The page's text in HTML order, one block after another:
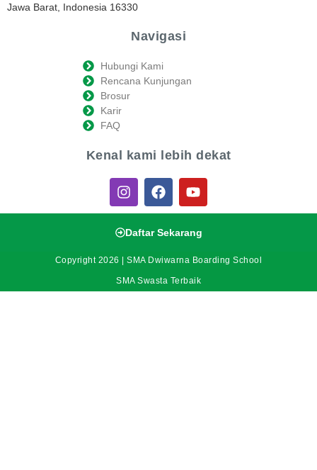
Jawa Barat, Indonesia 16330
Navigasi
Hubungi Kami
Rencana Kunjungan
Brosur
Karir
FAQ
Kenal kami lebih dekat
Daftar Sekarang
Copyright 2026 | SMA Dwiwarna Boarding School
SMA Swasta Terbaik